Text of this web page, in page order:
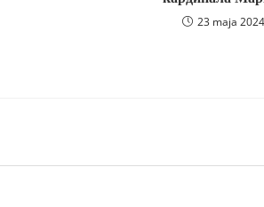
23 maja 2024